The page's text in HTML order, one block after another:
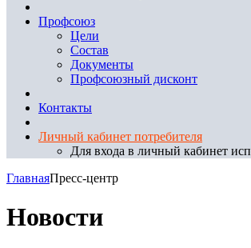
Профсоюз
Цели
Состав
Документы
Профсоюзный дисконт
Контакты
Личный кабинет потребителя
Для входа в личный кабинет
ГлавнаяПресс-центр
Новости